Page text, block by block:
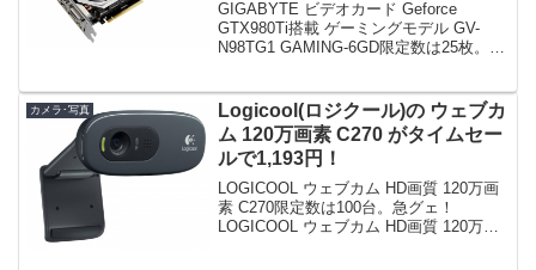
セールで79,712円！
GIGABYTE ビデオカード Geforce
GTX980Ti搭載 ゲーミングモデル GV-
N98TG1 GAMING-6GD限定数は25枚。急
カメラ･写真
Logicool(ロジクール)の ウェブカ
ム 120万画素 C270 がタイムセー
ルで1,193円！
LOGICOOL ウェブカム HD画質 120万画
素 C270限定数は100台。急グェ！
LOGICOOL ウェブカム HD画質 120万画